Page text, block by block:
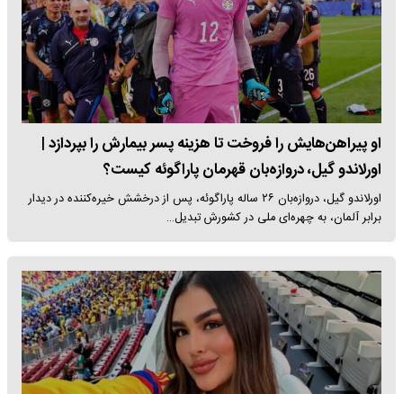
او پیراهن‌هایش را فروخت تا هزینه پسر بیمارش را بپردازد |
اورلاندو گیل، دروازه‌بان قهرمان پاراگوئه کیست؟
اورلاندو گیل، دروازه‌بان ۲۶ ساله پاراگوئه، پس از درخشش خیره‌کننده در دیدار
برابر آلمان، به چهره‌ای ملی در کشورش تبدیل…